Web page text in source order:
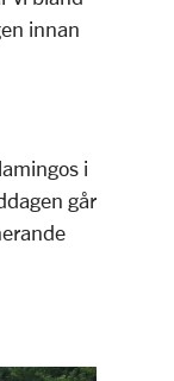
innan
i
går